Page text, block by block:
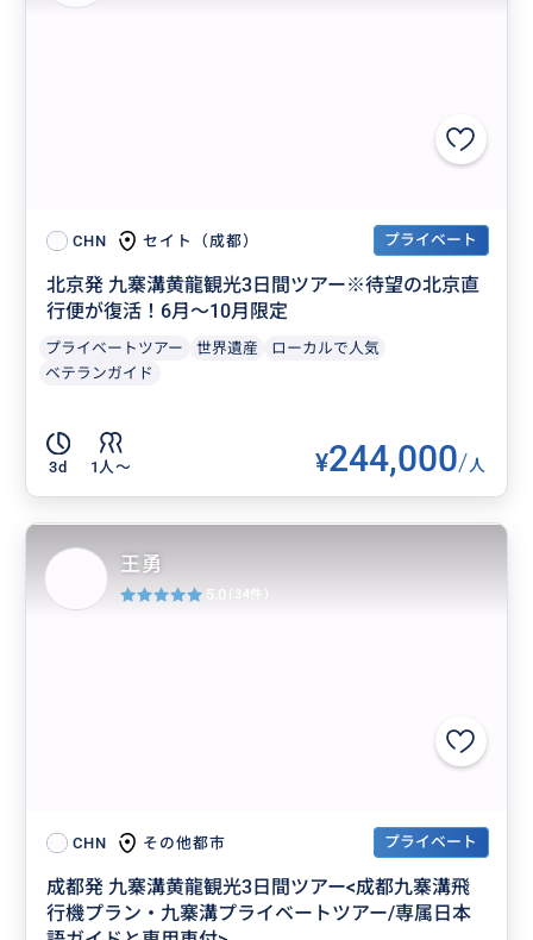
CHN セイト（成都） プライベート
北京発 九寨溝黄龍観光3日間ツアー※待望の北京直
行便が復活！6月～10月限定
プライベートツアー 世界遺産
ローカルで人気
ベテランガイド
3d 1人〜 ¥244,000/人
CHN その他都市 プライベート
成都発 九寨溝黄龍観光3日間ツアー<成都九寨溝飛
行機プラン・九寨溝プライベートツアー/専属日本
王勇
5.0 (34件)